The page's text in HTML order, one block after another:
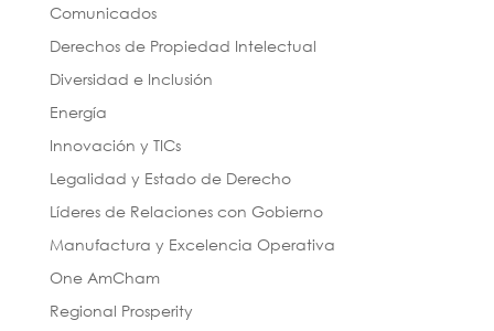
Comunicados
Derechos de Propiedad Intelectual
Diversidad e Inclusión
Energía
Innovación y TICs
Legalidad y Estado de Derecho
Líderes de Relaciones con Gobierno
Manufactura y Excelencia Operativa
One AmCham
Regional Prosperity